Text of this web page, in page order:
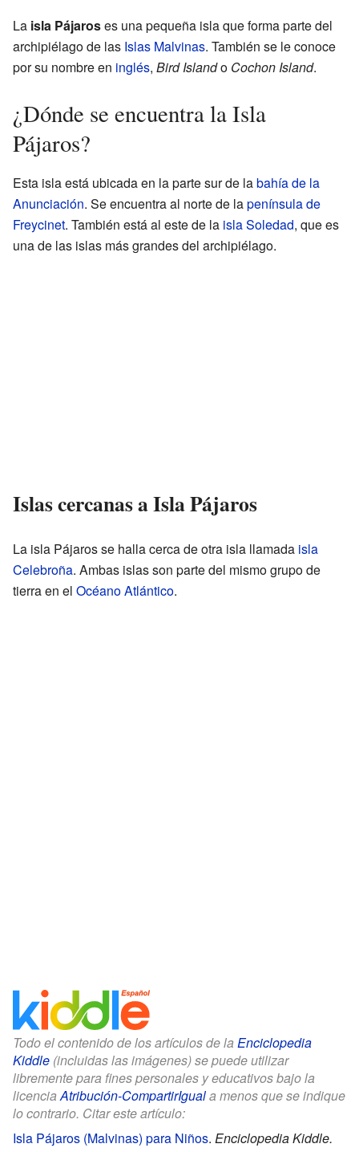
La isla Pájaroses una pequeña isla que forma parte del
archipiélago de las Islas Malvinas. También se le conoce
por su nombre en inglés, Bird Islando Cochon Island.
¿Dónde se encuentra la Isla
Pájaros?
Esta isla está ubicada en la parte sur de labahía de la
Anunciación. Se encuentra al norte de lapenínsula de
Freycinet. También está al este de la isla Soledad, que es
una de las islas más grandes del archipiélago.
Islas cercanas a Isla Pájaros
La isla Pájaros se halla cerca de otra isla llamada isla
Celebroña. Ambas islas son parte del mismo grupo de
tierra en el Océano Atlántico.
Todo el contenido de los artículos de la Enciclopedia
Kiddle (incluidas las imágenes) se puede utilizar
libremente para fines personales y educativos bajo la
licenciaAtribución-CompartirIguala menos que se indique
lo contrario. Citar este artículo:
Isla Pájaros (Malvinas) para Niños. Enciclopedia Kiddle.